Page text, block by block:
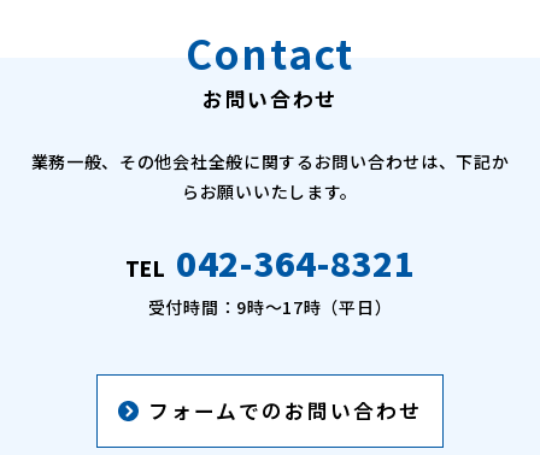
Contact
お問い合わせ
業務一般、その他会社全般に関するお問い合わせは、下記か
らお願いいたします。
TEL 042-364-8321
受付時間：9時〜17時（平日）
フォームでのお問い合わせ